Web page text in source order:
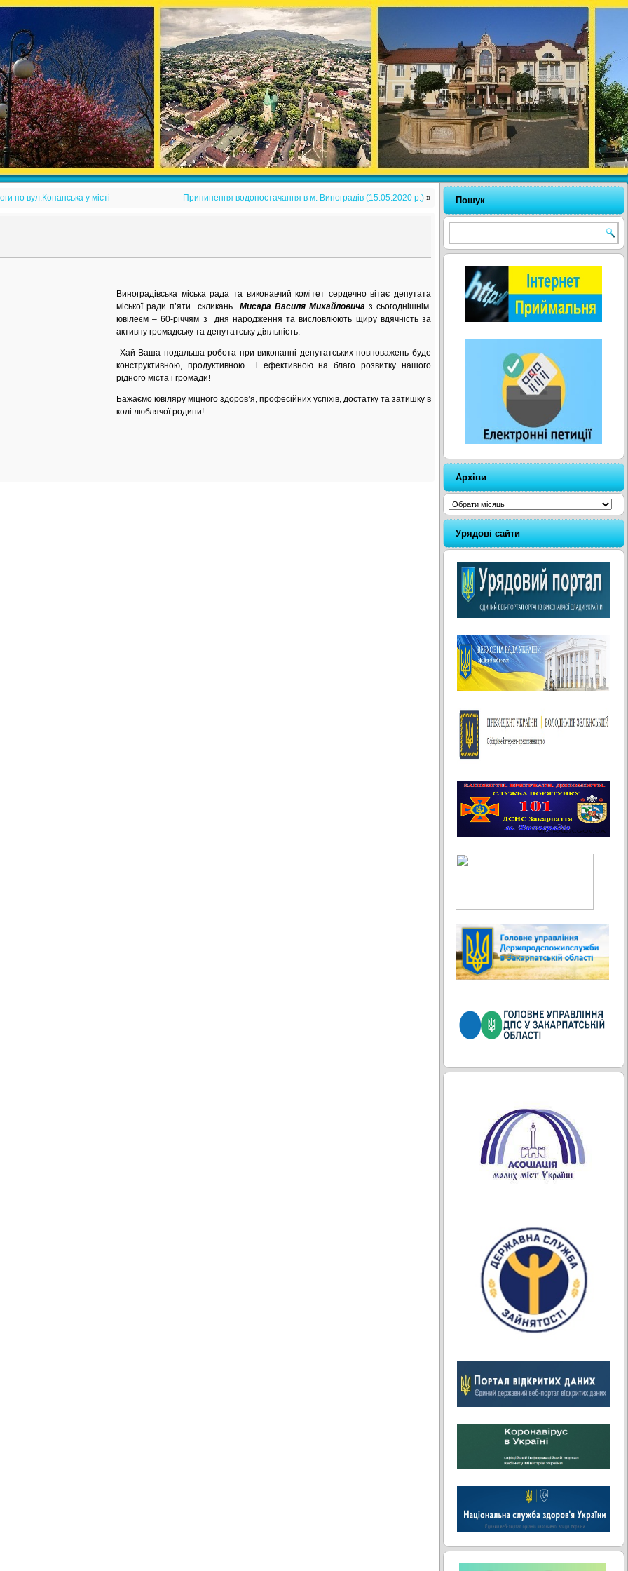
по вул.Копанська у місті Припинення водопостачання в м. Виноградів (15.05.2020 р.) »
Виноградівська міська рада та виконавчий комітет сердечно вітає депутата
міської ради п’яти скликань Мисара Василя Михайловича з сьогоднішнім
ювілеєм – 60-річчям з дня народження та висловлюють щиру вдячність за
активну громадську та депутатську діяльність.
Хай Ваша подальша робота при виконанні депутатських повноважень буде
конструктивною, продуктивною і ефективною на благо розвитку нашого
рідного міста і громади!
Бажаємо ювіляру міцного здоров’я, професійних успіхів, достатку та затишку в
колі люблячої родини!
Пошук
Архіви
Архіви
Урядові сайти